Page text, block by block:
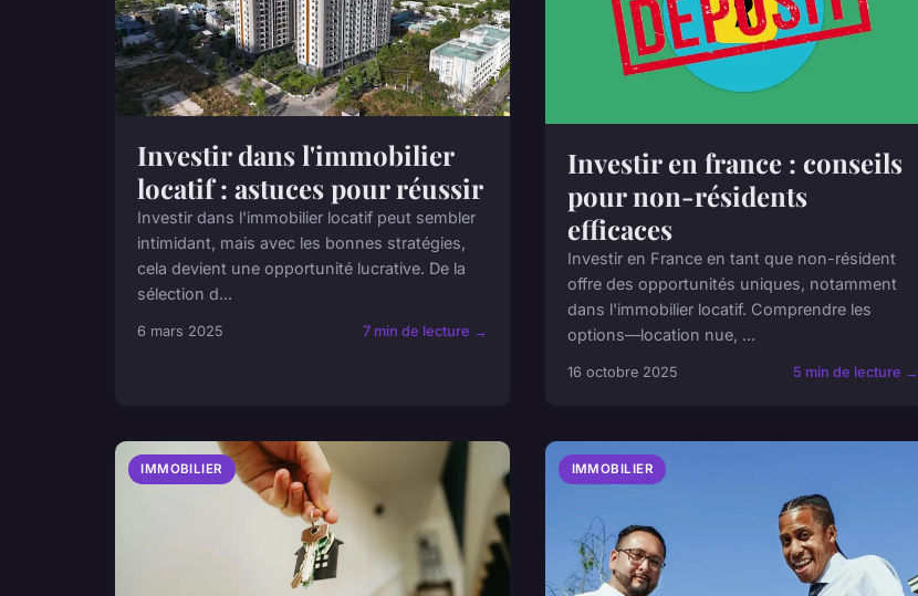
Investir dans l'immobilier
locatif : astuces pour réussir
Investir dans l'immobilier locatif peut sembler
intimidant, mais avec les bonnes stratégies,
cela devient une opportunité lucrative. De la
sélection d...
6 mars 2025 7 min de lecture →
Investir en france : conseils
pour non-résidents
efficaces
Investir en France en tant que non-résident
offre des opportunités uniques, notamment
dans l'immobilier locatif. Comprendre les
options—location nue, ...
16 octobre 2025 5 min de lecture →
IMMOBILIER IMMOBILIER